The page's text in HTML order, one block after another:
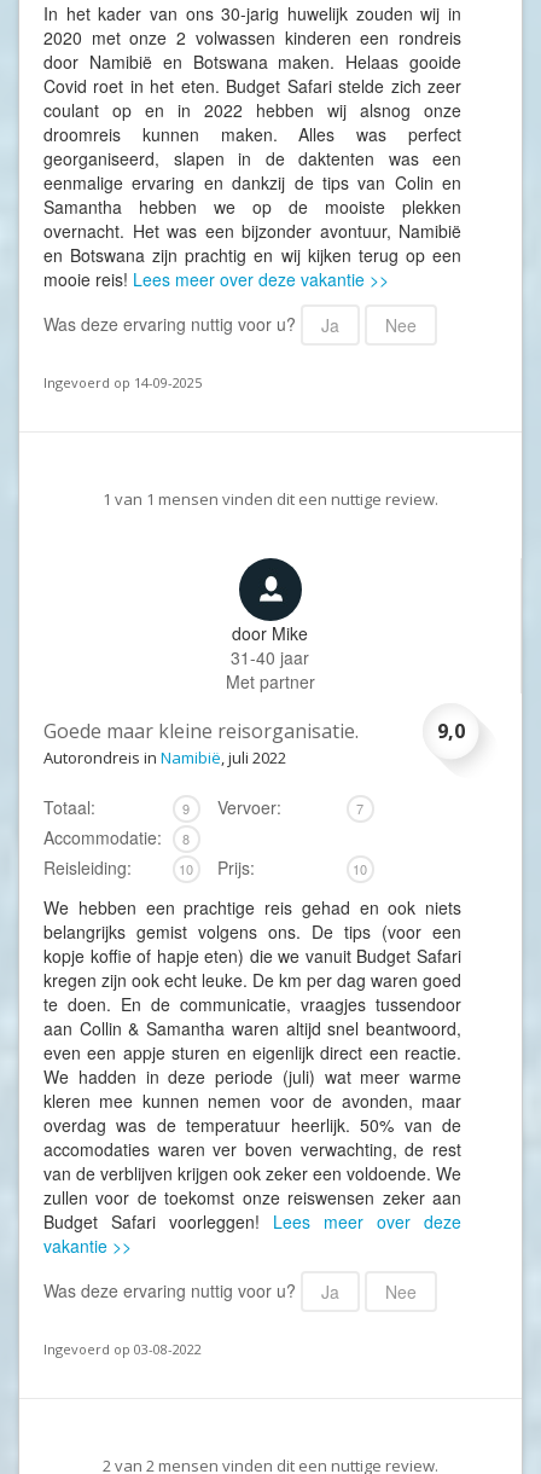
In het kader van ons 30-jarig huwelijk zouden wij in
2020 met onze 2 volwassen kinderen een rondreis
door Namibië en Botswana maken. Helaas gooide
Covid roet in het eten. Budget Safari stelde zich zeer
coulant op en in 2022 hebben wij alsnog onze
droomreis kunnen maken. Alles was perfect
georganiseerd, slapen in de daktenten was een
eenmalige ervaring en dankzij de tips van Colin en
Samantha hebben we op de mooiste plekken
overnacht. Het was een bijzonder avontuur, Namibië
en Botswana zijn prachtig en wij kijken terug op een
mooie reis! Lees meer over deze vakantie >>
Was deze ervaring nuttig voor u?
Ja Nee
Ingevoerd op 14-09-2025
1 van 1 mensen vinden dit een nuttige review.
door Mike
31-40 jaar
Met partner
9,0
Goede maar kleine reisorganisatie.
Autorondreis in Namibië, juli 2022
Totaal: 9 Vervoer: 7
Accommodatie: 8
Reisleiding: 10 Prijs: 10
We hebben een prachtige reis gehad en ook niets
belangrijks gemist volgens ons. De tips (voor een
kopje koffie of hapje eten) die we vanuit Budget Safari
kregen zijn ook echt leuke. De km per dag waren goed
te doen. En de communicatie, vraagjes tussendoor
aan Collin & Samantha waren altijd snel beantwoord,
even een appje sturen en eigenlijk direct een reactie.
We hadden in deze periode (juli) wat meer warme
kleren mee kunnen nemen voor de avonden, maar
overdag was de temperatuur heerlijk. 50% van de
accomodaties waren ver boven verwachting, de rest
van de verblijven krijgen ook zeker een voldoende. We
zullen voor de toekomst onze reiswensen zeker aan
Budget Safari voorleggen!
Lees meer over deze
vakantie >>
Was deze ervaring nuttig voor u?
Ja Nee
Ingevoerd op 03-08-2022
2van 2 mensen vinden dit een nuttige review.